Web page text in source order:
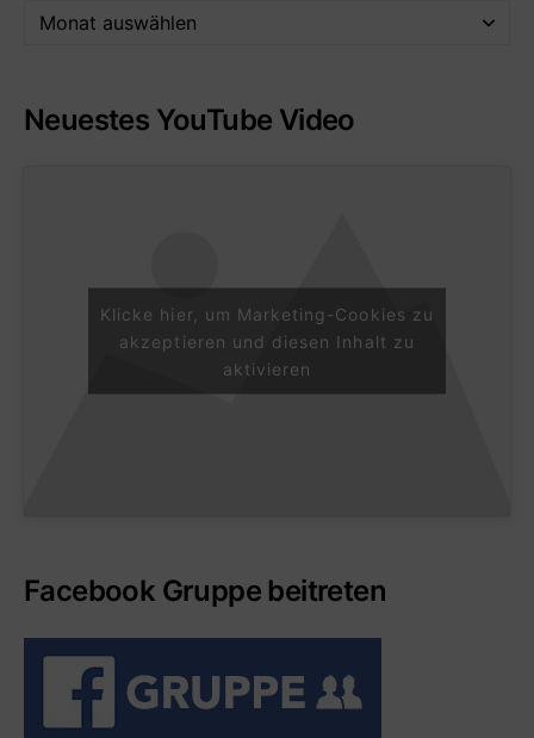
Neuestes YouTube Video
Klicke hier, um Marketing-Cookies zu
akzeptieren und diesen Inhalt zu
aktivieren
Facebook Gruppe beitreten